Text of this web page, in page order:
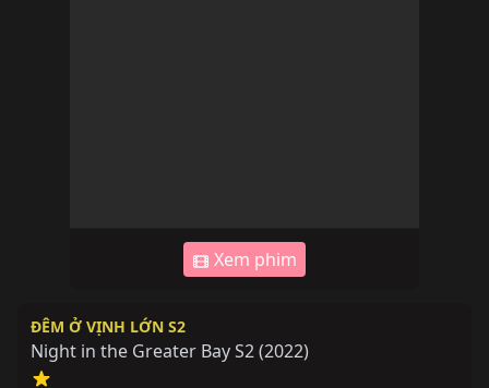
Xem phim
ĐÊM Ở VỊNH LỚN S2
Night in the Greater Bay S2(2022)